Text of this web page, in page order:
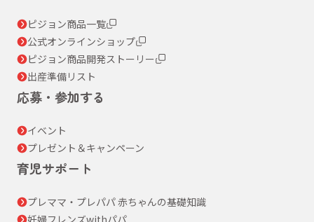
ピジョン商品一覧
公式オンラインショップ
ピジョン商品開発ストーリー
出産準備リスト
応募・参加する
イベント
プレゼント＆キャンペーン
育児サポート
プレママ・プレパパ 赤ちゃんの基礎知識
妊婦フレンズwithパパ